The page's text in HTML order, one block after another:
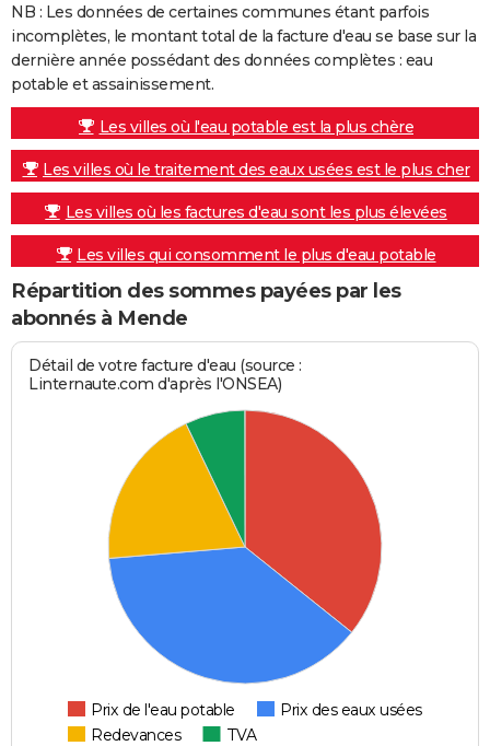
NB : Les données de certaines communes étant parfois
incomplètes, le montant total de la facture d'eau se base sur la
dernière année possédant des données complètes : eau
potable et assainissement.
Les villes où l'eau potable est la plus chère
Les villes où le traitement des eaux usées est le plus cher
Les villes où les factures d'eau sont les plus élevées
Les villes qui consomment le plus d'eau potable
Répartition des sommes payées par les
abonnés à Mende
Détail de votre facture d'eau (source :
Linternaute.com d'après l'ONSEA)
Prix de l'eau potable
Prix des eaux usées
Redevances
TVA